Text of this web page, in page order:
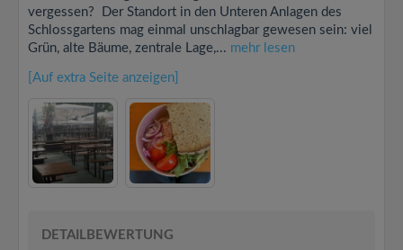
vergessen? Der Standort in den Unteren Anlagen des
Schlossgartens mag einmal unschlagbar gewesen sein: viel
Grün, alte Bäume, zentrale Lage,... mehr lesen
[Auf extra Seite anzeigen]
DETAILBEWERTUNG